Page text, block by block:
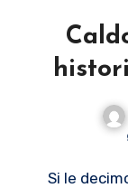
Si le decimos que sirve un promedio de 400